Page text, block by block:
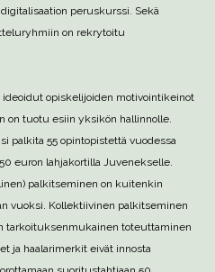
peruskurssi. Sekä
on rekrytoitu
opiskelijoiden motivointikeinot
on tuotu esiin yksikön hallinnolle.
palkita 55 opintopistettä vuodessa
euron lahjakortilla Juvenekselle.
palkitseminen on kuitenkin
vuoksi. Kollektiivinen palkitseminen
tarkoituksenmukainen toteuttaminen
ja haalarimerkit eivät innosta